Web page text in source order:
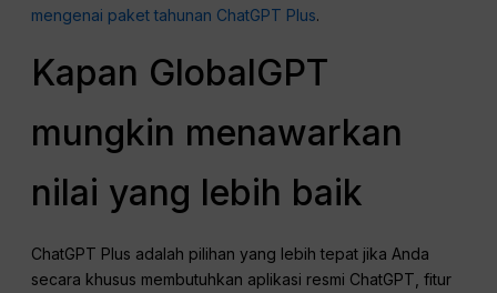
mengenai paket tahunan ChatGPT Plus.
Kapan GlobalGPT
mungkin menawarkan
nilai yang lebih baik
ChatGPT Plus adalah pilihan yang lebih tepat jika Anda
secara khusus membutuhkan aplikasi resmi ChatGPT, fitur